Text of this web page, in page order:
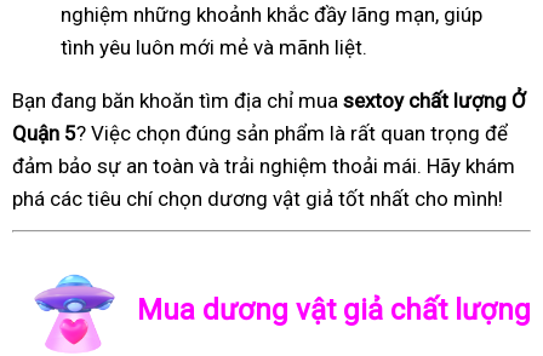
nghiệm những khoảnh khắc đầy lãng mạn, giúp
tình yêu luôn mới mẻ và mãnh liệt.
Bạn đang băn khoăn tìm địa chỉ mua sextoy chất lượng Ở
Quận 5? Việc chọn đúng sản phẩm là rất quan trọng để
đảm bảo sự an toàn và trải nghiệm thoải mái. Hãy khám
phá các tiêu chí chọn dương vật giả tốt nhất cho mình!
Mua dương vật giả chất lượng